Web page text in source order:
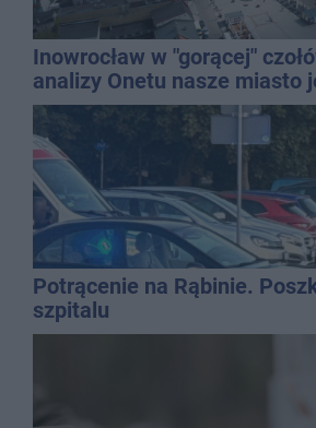
Inowrocław w "gorącej"
analizy Onetu nasze miasto
najbardziej narażonych na
Potrącenie na Rąbinie.
szpitalu